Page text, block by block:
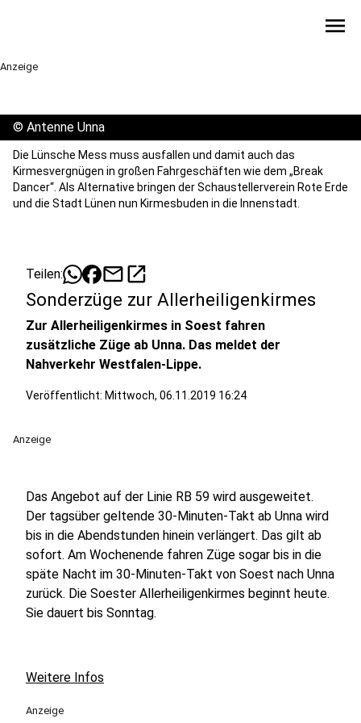
menu
Anzeige
© Antenne Unna
Die Lünsche Mess muss ausfallen und damit auch das
Kirmesvergnügen in großen Fahrgeschäften wie dem „Break
Dancer“. Als Alternative bringen der Schaustellerverein Rote Erde
und die Stadt Lünen nun Kirmesbuden in die Innenstadt.
Teilen: mailopen_in_new
Sonderzüge zur Allerheiligenkirmes
Zur Allerheiligenkirmes in Soest fahren
zusätzliche Züge ab Unna. Das meldet der
Nahverkehr Westfalen-Lippe.
Veröffentlicht: Mittwoch, 06.11.2019 16:24
Anzeige
Das Angebot auf der Linie RB 59 wird ausgeweitet.
Der tagsüber geltende 30-Minuten-Takt ab Unna wird
bis in die Abendstunden hinein verlängert. Das gilt ab
sofort. Am Wochenende fahren Züge sogar bis in die
späte Nacht im 30-Minuten-Takt von Soest nach Unna
zurück. Die Soester Allerheiligenkirmes beginnt heute.
Sie dauert bis Sonntag.
Weitere Infos
Anzeige